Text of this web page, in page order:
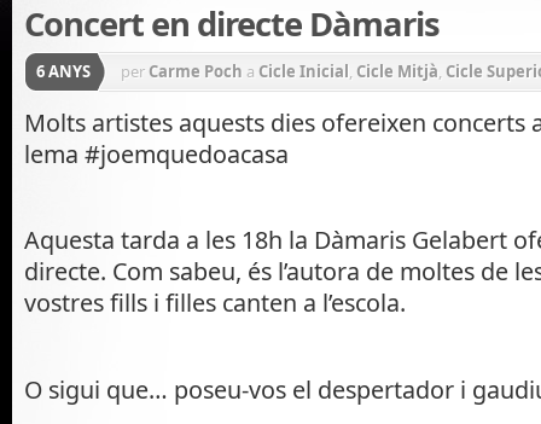
Concert en directe Dàmaris
6 ANYS per Carme Poch a Cicle Inicial, Cicle Mitjà, Cicle
RECURSOS VARIATS PER A TOTHOM!
Molts artistes aquests dies ofereixen concerts
lema #joemquedoacasa
Aquesta tarda a les 18h la Dàmaris Gelabert
directe. Com sabeu, és l’autora de moltes de
vostres fills i filles canten a l’escola.
O sigui que… poseu-vos el despertador i